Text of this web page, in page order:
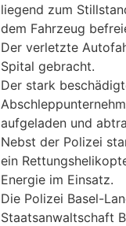
liegend zum
dem Fahrzeug
Der verletzte
Spital gebracht.
Der stark
aufgeladen und
Nebst der Polizei
ein
Energie im Einsatz.
Die Polizei Basel-
Staatsanwaltschaft